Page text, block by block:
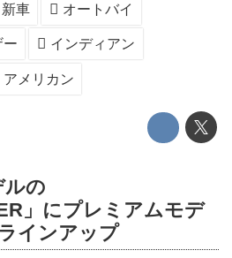
新車 オートバイ
ー インディアン
アメリカン
ルの
」にプレミアムモデ
インアップ